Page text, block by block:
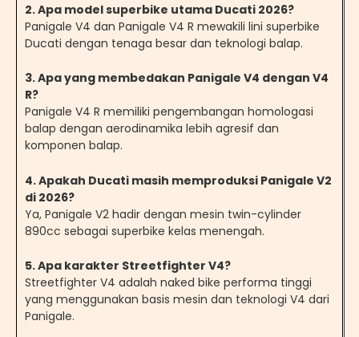
2. Apa model superbike utama Ducati 2026?
Panigale V4 dan Panigale V4 R mewakili lini superbike
Ducati dengan tenaga besar dan teknologi balap.
3. Apa yang membedakan Panigale V4 dengan V4
R?
Panigale V4 R memiliki pengembangan homologasi
balap dengan aerodinamika lebih agresif dan
komponen balap.
4. Apakah Ducati masih memproduksi Panigale V2
di 2026?
Ya, Panigale V2 hadir dengan mesin twin-cylinder
890cc sebagai superbike kelas menengah.
5. Apa karakter Streetfighter V4?
Streetfighter V4 adalah naked bike performa tinggi
yang menggunakan basis mesin dan teknologi V4 dari
Panigale.